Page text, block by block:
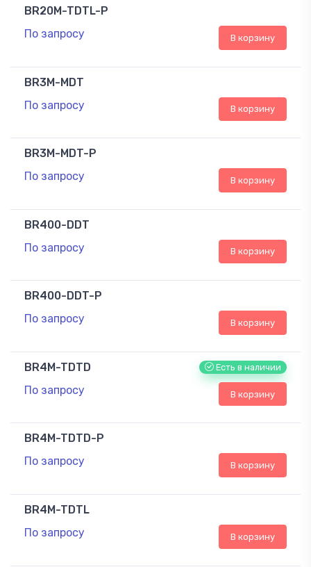
BR20M-TDTL-P
По запросу
В корзину
BR3M-MDT
По запросу
В корзину
BR3M-MDT-P
По запросу
В корзину
BR400-DDT
По запросу
В корзину
BR400-DDT-P
По запросу
В корзину
Есть в наличии
BR4M-TDTD
По запросу
В корзину
BR4M-TDTD-P
По запросу
В корзину
BR4M-TDTL
По запросу
В корзину